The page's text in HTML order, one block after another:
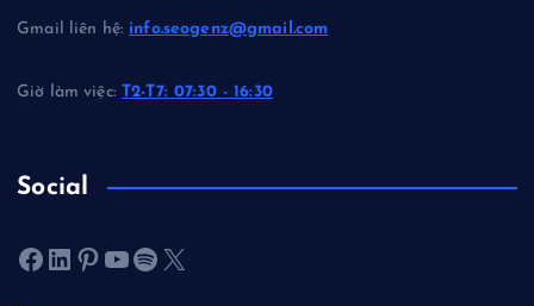
Gmail liên hệ: info.seogenz@gmail.com
Giờ làm việc:T2-T7: 07:30 - 16:30
Social
Facebook LinkedIn Pinterest Youtube Spotify X